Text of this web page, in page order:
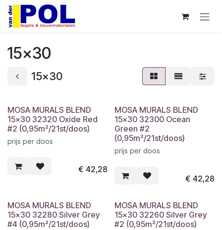
Overslaan naar inhoud
15x30
15x30
MOSA MURALS BLEND
15x30 32320 Oxide Red
#2 (0,95m²/21st/doos)
prijs per doos
€ 42,28
MOSA MURALS BLEND
15x30 32300 Ocean
Green #2
(0,95m²/21st/doos)
prijs per doos
€ 42,28
MOSA MURALS BLEND
15x30 32280 Silver Grey
#4 (0,95m²/21st/doos)
MOSA MURALS BLEND
15x30 32260 Silver Grey
#2 (0,95m²/21st/doos)